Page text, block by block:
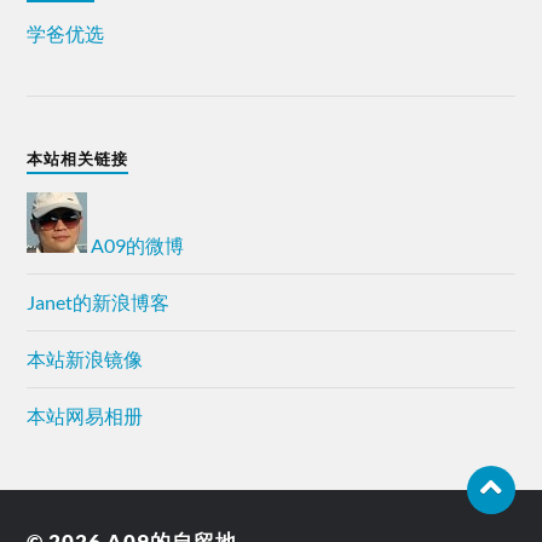
学爸优选
本站相关链接
A09的微博
Janet的新浪博客
本站新浪镜像
本站网易相册